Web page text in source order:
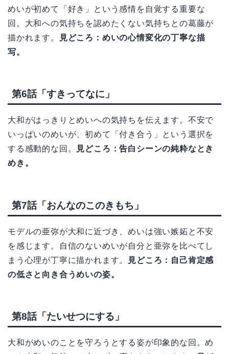
めいが初めて「好き」という感情を自覚する重要な
回。大和への気持ちを認めたくない気持ちとの葛藤が
描かれます。
見どころ：めいの心情変化の丁寧な描
写。
第6話「すきってなに」
大和がはっきりとめいへの気持ちを伝えます。不安で
いっぱいのめいが、初めて「付き合う」という選択を
する感動的な回。
見どころ：告白シーンの純粋なとき
めき。
第7話「おんなのこのきもち」
モデルの亜弥が大和に近づき、めいは強い嫉妬と不安
を感じます。自信のないめいが自分と亜弥を比べてし
まう心理が丁寧に描かれます。
見どころ：自己肯定感
の低さと向き合うめいの姿。
第8話「たいせつにする」
大和がめいのことを守ろうとする姿が印象的な回。め